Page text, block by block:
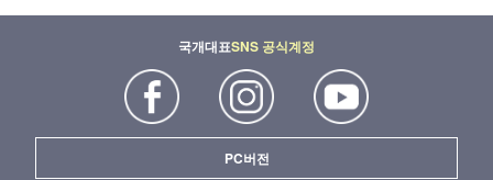
국개대표SNS 공식계정
PC버전